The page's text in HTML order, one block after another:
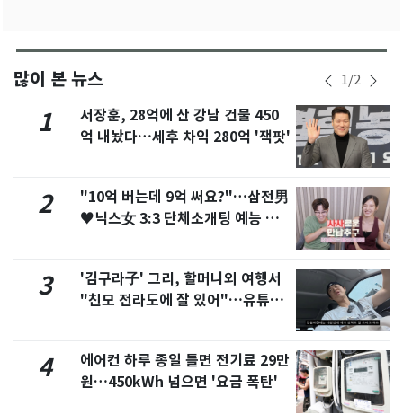
많이 본 뉴스 1/2
1
서장훈, 28억에 산 강남 건물 450
억 내놨다…세후 차익 280억 '잭팟'
2
"10억 버는데 9억 써요?"…삼전男
♥닉스女 3:3 단체소개팅 예능 화
3
'김구라子' 그리, 할머니외 여행서
"친모 전라도에 잘 있어"…유튜브
4
에어컨 하루 종일 틀면 전기료 29만
원…450kWh 넘으면 '요금 폭탄'